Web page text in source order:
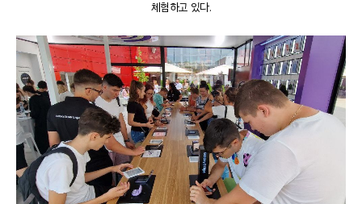
체험하고 있다.